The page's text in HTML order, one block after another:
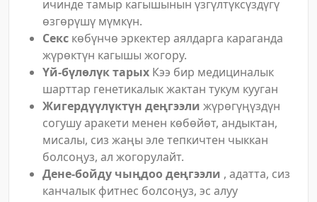
ичинде тамыр кагышынын үзгүлтүксүздүгү
өзгөрүшү мүмкүн.
Секс көбүнчө эркектер аялдарга караганда
жүрөктүн кагышы жогору.
Үй-бүлөлүк тарых Кээ бир медициналык
шарттар генетикалык жактан тукум кууган
Жигердүүлүктүн деңгээли жүрөгүңүздүн
согушу аракети менен көбөйөт, андыктан,
мисалы, сиз жаңы эле тепкичтен чыккан
болсоңуз, ал жогорулайт.
Дене-бойду чыңдоо деңгээли , адатта, сиз
канчалык фитнес болсоңуз, эс алуу